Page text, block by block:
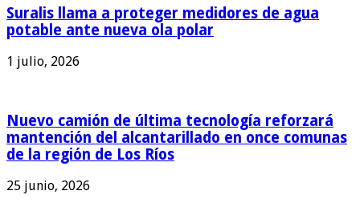
Suralis llama a proteger medidores de agua
potable ante nueva ola polar
1 julio, 2026
Nuevo camión de última tecnología reforzará
mantención del alcantarillado en once comunas
de la región de Los Ríos
25 junio, 2026